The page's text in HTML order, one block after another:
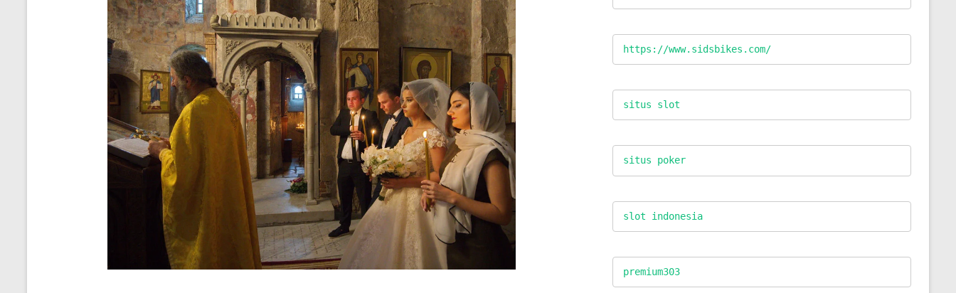
https://www.sidsbikes.com/
situs slot
situs poker
slot indonesia
premium303